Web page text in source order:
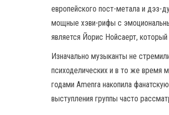
европейского пост-метала и дэз-
мощные хэви-рифы с
является Йорис Нойсаерт, который
Изначально музыканты не
психоделических и в то же время
годами Amenra накопила
выступления группы часто